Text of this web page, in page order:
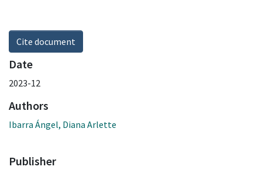
Cite document
Date
2023-12
Authors
Ibarra Ángel, Diana Arlette
Publisher